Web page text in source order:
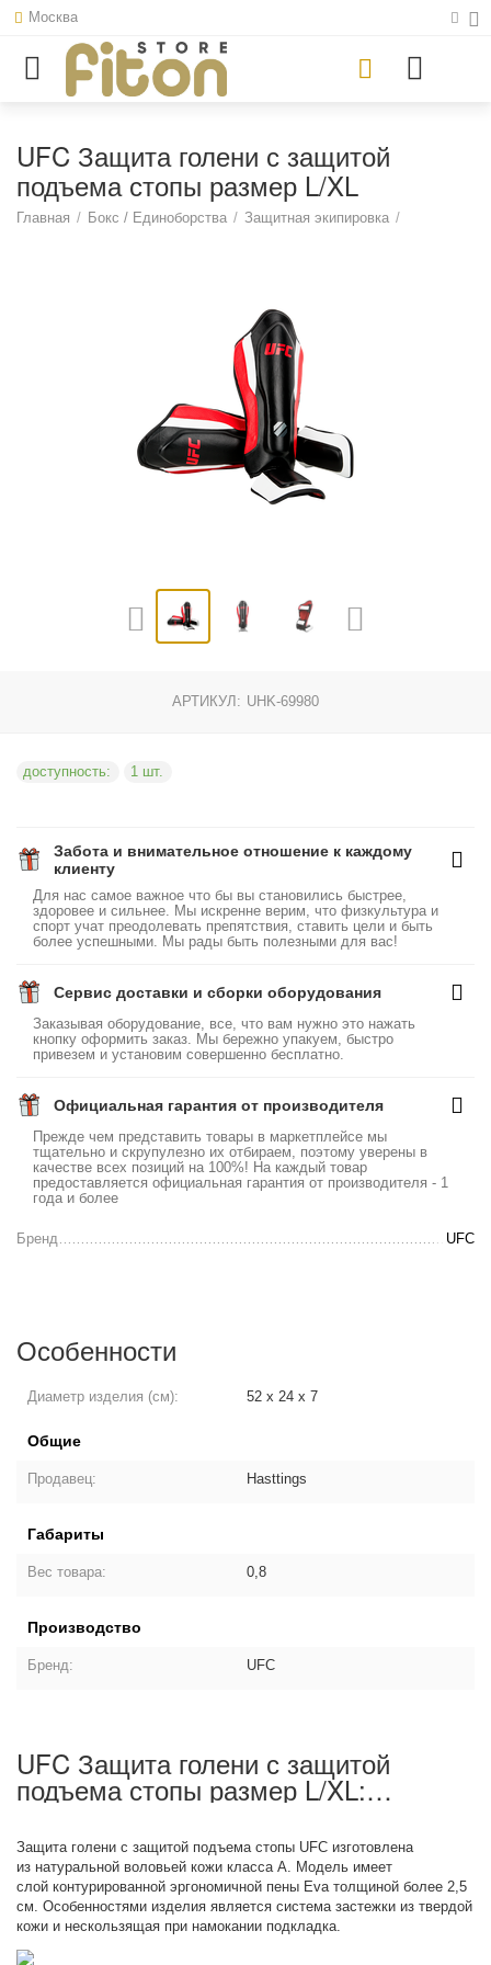
Москва
UFC Защита голени с защитой
подъема стопы размер L/XL
Главная / Бокс / Единоборства / Защитная экипировка /
АРТИКУЛ: UHK-69980
доступность: 1 шт.
Забота и внимательное отношение к каждому
клиенту
Для нас самое важное что бы вы становились быстрее,
здоровее и сильнее. Мы искренне верим, что физкультура и
спорт учат преодолевать препятствия, ставить цели и быть
более успешными. Мы рады быть полезными для вас!
Сервис доставки и сборки оборудования
Заказывая оборудование, все, что вам нужно это нажать
кнопку оформить заказ. Мы бережно упакуем, быстро
привезем и установим совершенно бесплатно.
Официальная гарантия от производителя
Прежде чем представить товары в маркетплейсе мы
тщательно и скрупулезно их отбираем, поэтому уверены в
качестве всех позиций на 100%! На каждый товар
предоставляется официальная гарантия от производителя - 1
года и более
Бренд UFC
Особенности
Диаметр изделия (см): 52 x 24 x 7
Общие
Продавец: Hasttings
Габариты
Вес товара: 0,8
Производство
Бренд: UFC
UFC Защита голени с защитой
подъема стопы размер L/XL:
описание товара
Защита голени с защитой подъема стопы UFC изготовлена
из натуральной воловьей кожи класса А. Модель имеет
слой контурированной эргономичной пены Eva толщиной более 2,5
см. Особенностями изделия является система застежки из твердой
кожи и нескользящая при намокании подкладка.